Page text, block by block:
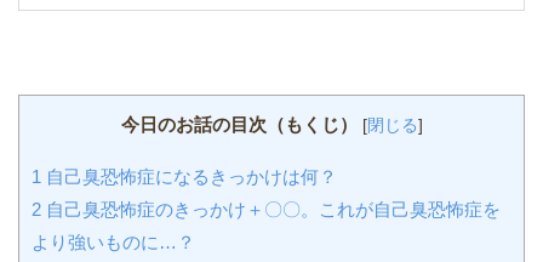
今日のお話の目次（もくじ） [閉じる]
1 自己臭恐怖症になるきっかけは何？
2 自己臭恐怖症のきっかけ＋〇〇。これが自己臭恐怖症を
より強いものに…？